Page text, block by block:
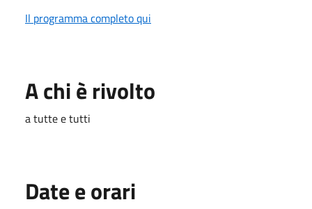
Il programma completo qui
A chi è rivolto
a tutte e tutti
Date e orari